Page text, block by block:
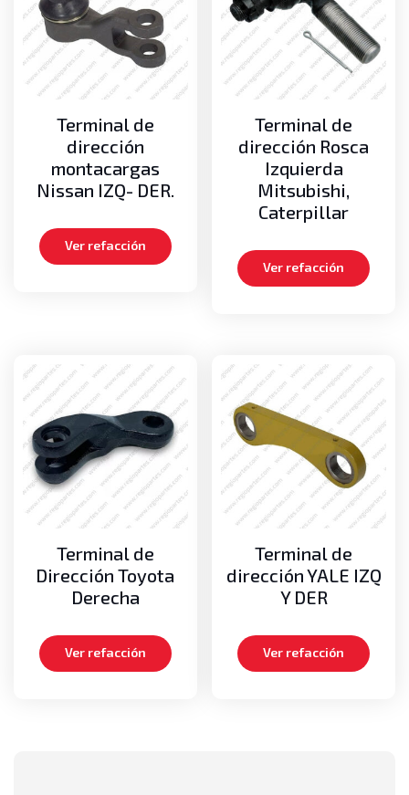
Terminal de
dirección
montacargas
Nissan IZQ- DER.
Ver refacción
Terminal de
dirección Rosca
Izquierda
Mitsubishi,
Caterpillar
Ver refacción
Terminal de
Dirección Toyota
Derecha
Ver refacción
Terminal de
dirección YALE IZQ
Y DER
Ver refacción